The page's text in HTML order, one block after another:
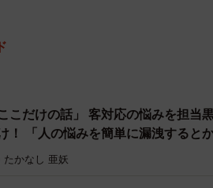
ここだけの話」 客対応の悩みを担
、サイテー」【現役キャストに取
たかなし 亜妖